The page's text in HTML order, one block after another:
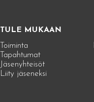
TULE MUKAAN
Toiminta
Tapahtumat
Jäsenyhteisöt
Liity jäseneksi